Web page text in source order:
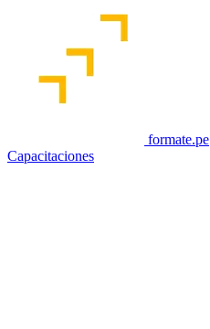
formate.pe
Capacitaciones